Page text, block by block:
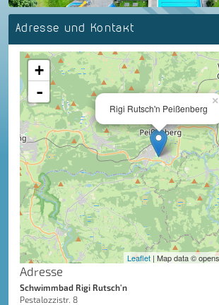
Adresse und Kontakt
×
Rigi Rutsch'n Peißenberg
+
-
Leaflet | Map data ©
Adresse
Schwimmbad Rigi Rutsch'n
Pestalozzistr. 8